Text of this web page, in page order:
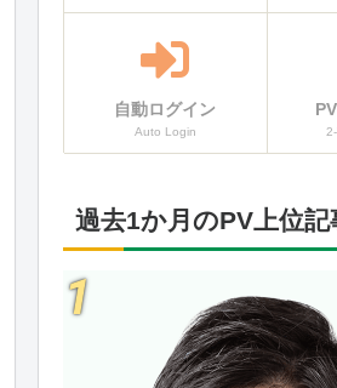
自動ログイン
Auto Login
過去1か月のPV上位記